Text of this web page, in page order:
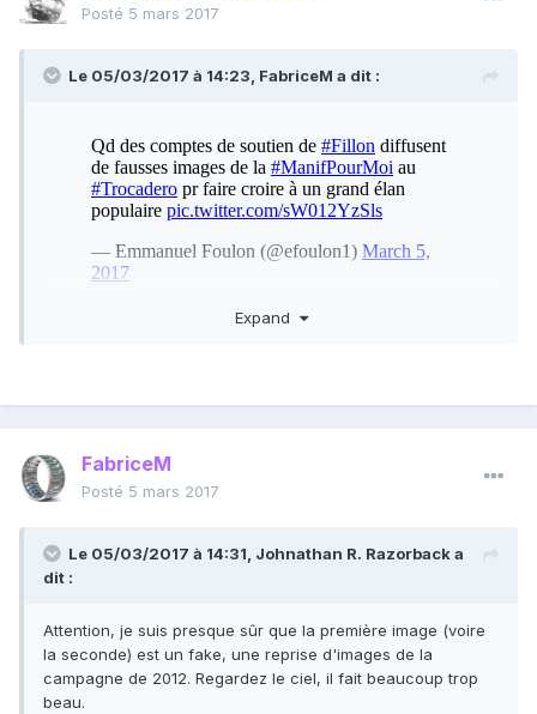
Posté 5 mars 2017
Le 05/03/2017 à 14:23, FabriceM a dit :
Attention, je suis presque sûr que la première image (voire
campagne de 2012. Regardez le ciel, il fait beaucoup trop
beau.
Expand
FabriceM
Posté 5 mars 2017
Le 05/03/2017 à 14:31, Johnathan R. Razorbacka
dit :
Attention, je suis presque sûr que la première image (voire
la seconde) est un fake, une reprise d'images de la
campagne de 2012. Regardez le ciel, il fait beaucoup trop
beau.